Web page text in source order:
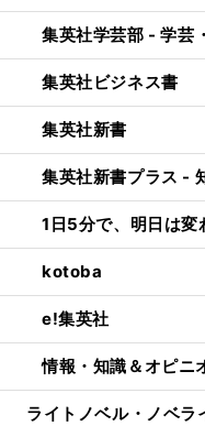
集英社学芸部 - 学芸
集英社ビジネス書
集英社新書
集英社新書プラス -
1日5分で、明日は
kotoba
e!集英社
情報・知識＆オピ
ライトノベル・ノベラ